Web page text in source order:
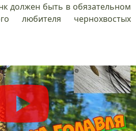
должен быть в обязательном
любителя чернохвостых